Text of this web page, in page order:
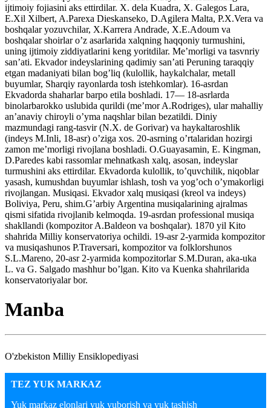
Manba
O'zbekiston Milliy Ensiklopediyasi
TEZ YUK MARKAZ
Yuk markaz elonlari yuk yuborish va yuk tashish